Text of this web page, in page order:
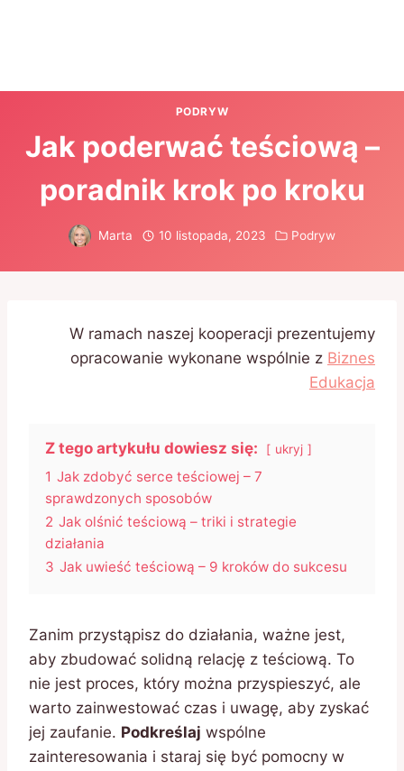
PODRYW
Jak poderwać teściową –
poradnik krok po kroku
Marta 10 listopada, 2023 Podryw
W ramach naszej kooperacji prezentujemy
opracowanie wykonane wspólnie z Biznes
Edukacja
Z tego artykułu dowiesz się: ukryj
1 Jak zdobyć serce teściowej – 7
sprawdzonych sposobów
2 Jak olśnić teściową – triki i strategie
działania
3 Jak uwieść teściową – 9 kroków do sukcesu
Zanim przystąpisz do działania, ważne jest,
aby zbudować solidną relację z teściową. To
nie jest proces, który można przyspieszyć, ale
warto zainwestować czas i uwagę, aby zyskać
jej zaufanie. Podkreślaj wspólne
zainteresowania i staraj się być pomocny w